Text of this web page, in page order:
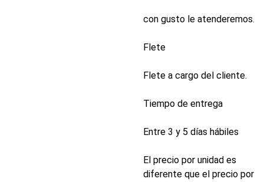
con gusto le atenderemos.
Flete
Flete a cargo del cliente.
Tiempo de entrega
Entre 3 y 5 días hábiles
El precio por unidad es
diferente que el precio por